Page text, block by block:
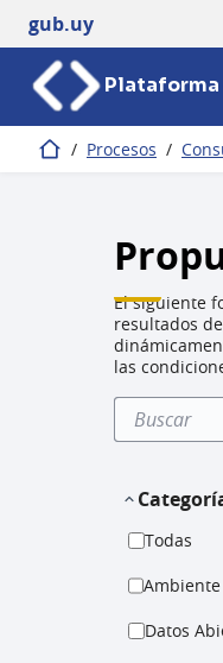
gub.uy
Plataforma
Inicio / Procesos /
El siguiente
resultados
las
Todas
Datos